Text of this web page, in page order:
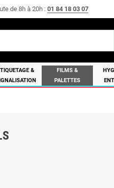
de 8h à 20h :01 84 18 03 07
&
FILMS &
PALETTES